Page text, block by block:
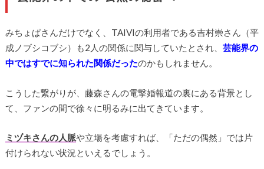
みちょぱさんだけでなく、TAIVIの利用者である吉村崇さん（平
成ノブシコブシ）も2人の関係に関与していたとされ、 芸能界の
中ではすでに知られた関係だったのかもしれません。
こうした繋がりが、藤森さんの電撃婚報道の裏にある背景とし
て、ファンの間で徐々に明るみに出てきています。
ミヅキさんの人脈や立場を考慮すれば、「ただの偶然」では片
付けられない状況といえるでしょう。